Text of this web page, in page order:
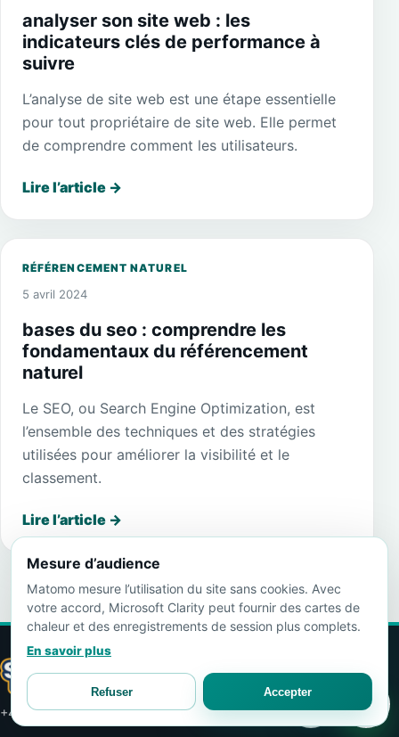
analyser son site web : les
indicateurs clés de performance à
suivre
L’analyse de site web est une étape essentielle
pour tout propriétaire de site web. Elle permet
de comprendre comment les utilisateurs.
Lire l’article →
RÉFÉRENCEMENT NATUREL
5 avril 2024
bases du seo : comprendre les
fondamentaux du référencement
naturel
Le SEO, ou Search Engine Optimization, est
l’ensemble des techniques et des stratégies
utilisées pour améliorer la visibilité et le
classement.
Lire l’article →
+41 76 546 08 76Obtenir un devis
Mesure d’audience
Matomo mesure l’utilisation du site sans cookies. Avec
votre accord, Microsoft Clarity peut fournir des cartes de
chaleur et des enregistrements de session plus complets.
En savoir plus
Refuser Accepter